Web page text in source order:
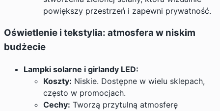
powiększy przestrzeń i zapewni prywatność.
Oświetlenie i tekstylia: atmosfera w niskim
budżecie
Lampki solarne i girlandy LED:
Koszty: Niskie. Dostępne w wielu sklepach,
często w promocjach.
Cechy: Tworzą przytulną atmosferę